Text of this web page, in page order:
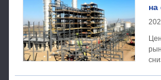
на
Ценовые